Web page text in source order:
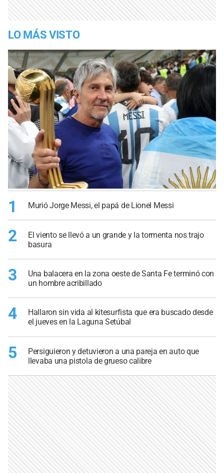
LO MÁS VISTO
1 Murió Jorge Messi, el papá de Lionel Messi
2
El viento se llevó a un grande y la tormenta nos trajo
basura
3
Una balacera en la zona oeste de Santa Fe terminó con
un hombre acribillado
4
Hallaron sin vida al kitesurfista que era buscado desde
el jueves en la Laguna Setúbal
5
Persiguieron y detuvieron a una pareja en auto que
llevaba una pistola de grueso calibre